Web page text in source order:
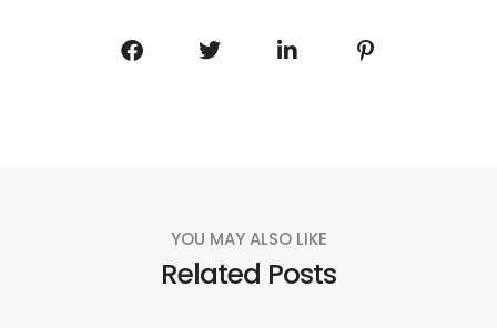
YOU MAY ALSO LIKE
Related Posts